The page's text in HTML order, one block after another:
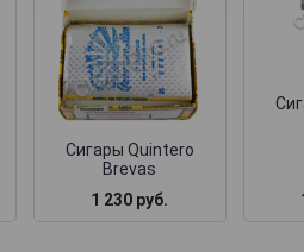
Сигары Quintero
Brevas
1 230 руб.